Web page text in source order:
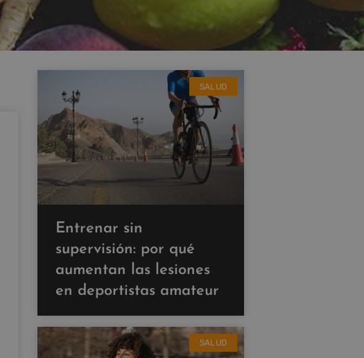
SALUD
Entrenar sin
supervisión: por qué
aumentan las lesiones
en deportistas amateur
SALUD